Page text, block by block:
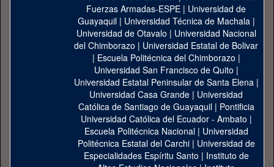
Fuerzas Armadas-ESPE | Universidad de
Guayaquil| Universidad Técnica de Machala|
Universidad de Otavalo | Universidad Nacional
del Chimborazo | Universidad Estatal de Bolivar
| Escuela Politécnica del Chimborazo |
Universidad San Francisco de Quito |
Universidad Estatal Peninsular de Santa Elena|
Universidad Casa Grande | Universidad
Católica de Santiago de Guayaquil| Pontificia
Universidad Católica del Ecuador - Ambato |
Escuela Politécnica Nacional| Universidad
Politécnica Estatal del Carchi| Universidad de
Especialidades Espíritu Santo | Instituto de